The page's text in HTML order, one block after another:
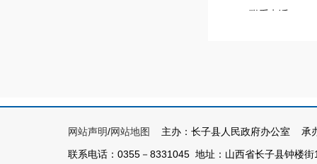
联系电话：
申请人可根据
信息公开申请表》(
网站声明/网站地图
主办：长子县人民政府办公室 承
联系电话：0355－8331045 地址：山西省长子县钟楼